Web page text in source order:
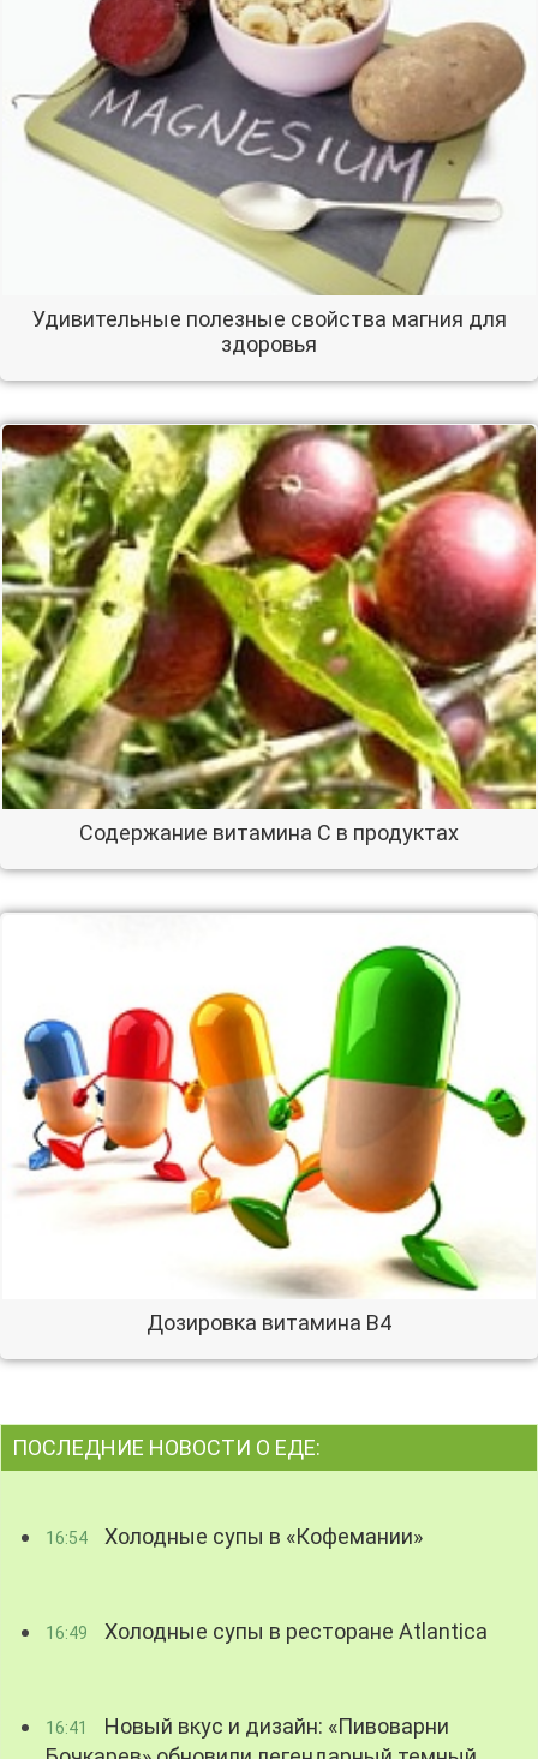
Удивительные полезные свойства магния для
здоровья
Содержание витамина С в продуктах
Дозировка витамина В4
ПОСЛЕДНИЕ НОВОСТИ О ЕДЕ:
16:54 Холодные супы в «Кофемании»
16:49 Холодные супы в ресторане Atlantica
16:41
Новый вкус и дизайн: «Пивоварни